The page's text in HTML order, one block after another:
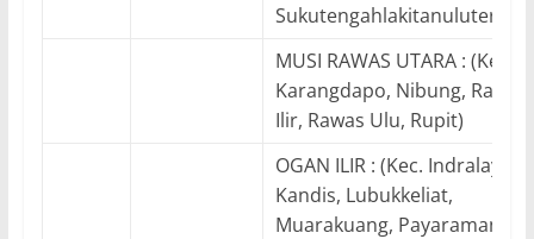
MUSI RAWAS UTARA : (Kec.
Karangdapo, Nibung, Rawas
Ilir, Rawas Ulu, Rupit)
OGAN ILIR : (Kec. Indralaya,
Kandis, Lubukkeliat,
Muarakuang, Payaraman,